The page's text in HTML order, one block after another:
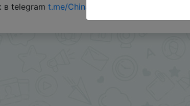
в telegram t.me/ChinaGoodBuy